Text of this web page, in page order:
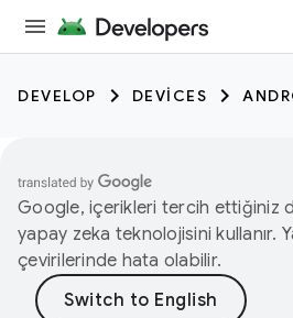
DEVELOP DEVICES
Google, içerikleri tercih ettiğiniz
yapay zeka teknolojisini kullanır.
çevirilerinde hata olabilir.